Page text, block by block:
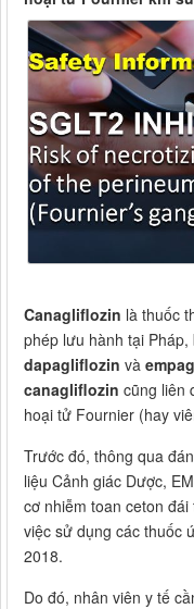
Canagliflozin là thuốc
phép lưu hành tại
dapagliflozin và
canagliflozin cũng liên
hoại tử Fournier (hay
Trước đó, thông qua
liệu Cảnh giác Dược,
cơ nhiễm toan ceton
việc sử dụng các thuốc
2018.
Do đó, nhân viên y tế